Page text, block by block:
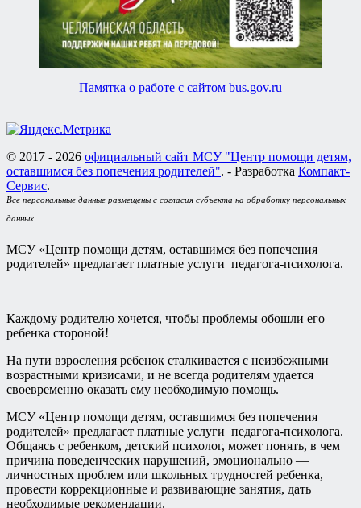
Памятка о работе с сайтом bus.gov.ru
© 2017 - 2026 официальный сайт МСУ "Центр помощи детям,
оставшимся без попечения родителей". - Разработка Компакт-
Сервис.
Все персональные данные размещены с согласия субъекта на обработку персональных
данных
МСУ «Центр помощи детям, оставшимся без попечения
родителей» предлагает платные услуги педагога-психолога.
Каждому родителю хочется, чтобы проблемы обошли его
ребенка стороной!
На пути взросления ребенок сталкивается с неизбежными
возрастными кризисами, и не всегда родителям удается
своевременно оказать ему необходимую помощь.
МСУ «Центр помощи детям, оставшимся без попечения
родителей» предлагает платные услуги педагога-психолога.
Общаясь с ребенком, детский психолог, может понять, в чем
причина поведенческих нарушений, эмоционально —
личностных проблем или школьных трудностей ребенка,
провести коррекционные и развивающие занятия, дать
необходимые рекомендации.